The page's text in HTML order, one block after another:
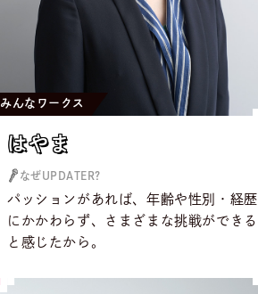
みんなワークス
はやま
はやま
なぜUPDATER?
パッションがあれば、年齢や性別・経歴
にかかわらず、さまざまな挑戦ができる
と感じたから。